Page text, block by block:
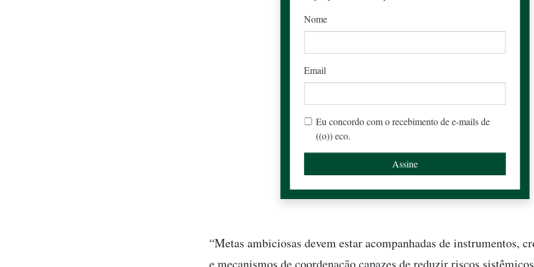
Nome
Email
Eu concordo com o recebimento de e-mails de
((o)) eco.
“Metas ambiciosas devem estar acompanhadas de instrumentos,
e mecanismos de coordenação capazes de reduzir riscos